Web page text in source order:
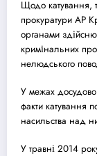
Щодо катування,
прокуратури АР
органами
кримінальних
нелюдського
У межах досуд
факти катування
насильства над
У травні 2014